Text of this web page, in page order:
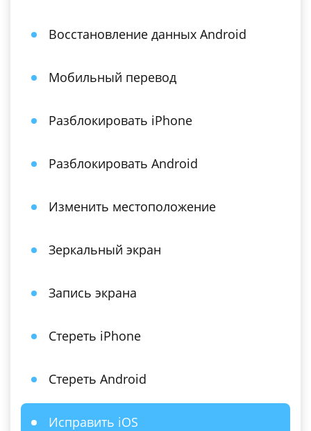
Восстановление данных Android
Мобильный перевод
Разблокировать iPhone
Разблокировать Android
Изменить местоположение
Зеркальный экран
Запись экрана
Стереть iPhone
Стереть Android
Исправить iOS